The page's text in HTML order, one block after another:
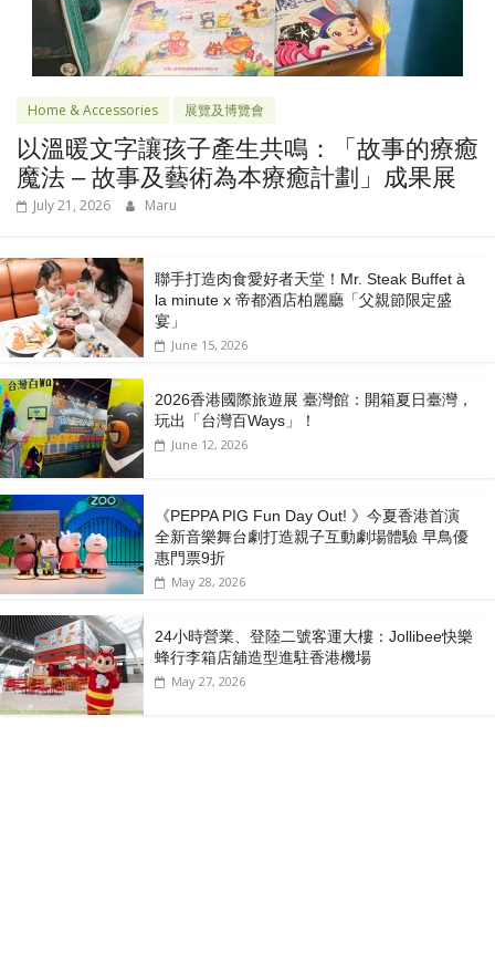
Home & Accessories 展覽及博覽會
以溫暖文字讓孩子產生共鳴：「故事的療癒
魔法 – 故事及藝術為本療癒計劃」成果展
July 21, 2026 Maru
聯手打造肉食愛好者天堂！Mr. Steak Buffet à
la minute x 帝都酒店柏麗廳「⽗親節限定盛
宴」
June 15, 2026
2026香港國際旅遊展 臺灣館：開箱夏日臺灣，
玩出「台灣百Ways」！
June 12, 2026
《PEPPA PIG Fun Day Out! 》今夏香港首演
全新音樂舞台劇打造親子互動劇場體驗 早鳥優
惠門票9折
May 28, 2026
24小時營業、登陸二號客運大樓：Jollibee快樂
蜂行李箱店舖造型進駐香港機場
May 27, 2026